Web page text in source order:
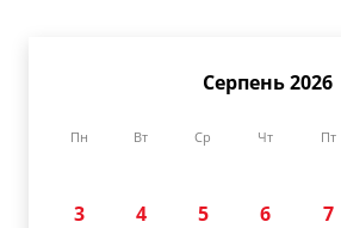
Серпень 2026
Пн Вт Ср Чт Пт
3
4 5 6 7